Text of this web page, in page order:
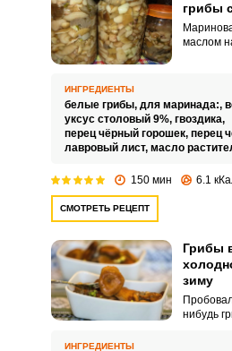
грибы
маслом
грибы в
масла.
ИНГРЕДИЕНТЫ
белые грибы, для маринада:,
уксус столовый 9%, гвоздика,
перец чёрный горошек, перец
лавровый лист, масло
150 мин 6.1
СМОТРЕТЬ РЕЦЕПТ
Грибы
зиму
нибудь
ИНГРЕДИЕНТЫ